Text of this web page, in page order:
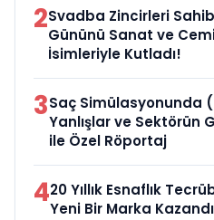
2Svadba Zincirleri
Gününü Sanat ve
İsimleriyle Kutladı!
3Saç Simülasyonunda
Yanlışlar ve Sektörün
ile Özel Röportaj
420 Yıllık Esnaflık
Yeni Bir Marka